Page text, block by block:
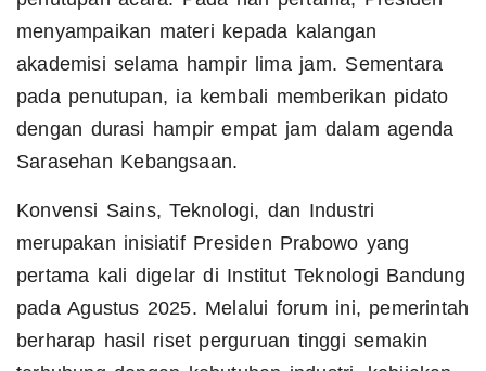
menyampaikan materi kepada kalangan
akademisi selama hampir lima jam. Sementara
pada penutupan, ia kembali memberikan pidato
dengan durasi hampir empat jam dalam agenda
Sarasehan Kebangsaan.
Konvensi Sains, Teknologi, dan Industri
merupakan inisiatif Presiden Prabowo yang
pertama kali digelar di Institut Teknologi Bandung
pada Agustus 2025. Melalui forum ini, pemerintah
berharap hasil riset perguruan tinggi semakin